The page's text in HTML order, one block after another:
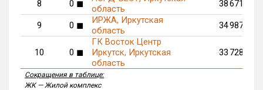
8 0 ◼
область
38 671
9 0 ◼
ИРЖА, Иркутская
область
34 987
10 0 ◼
ГК Восток Центр
Иркутск, Иркутская
область
33 728
Сокращения в таблице:
ЖК — Жилой комплекс